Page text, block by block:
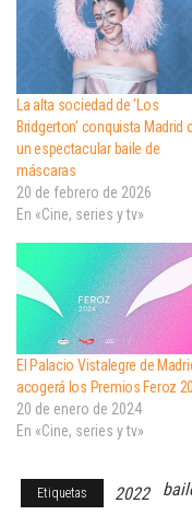
La alta sociedad de ‘Los
Bridgerton’ conquista Madrid
un espectacular baile de
máscaras
20 de febrero de 2026
En «Cine, series y tv»
El Palacio Vistalegre de
acogerá los Premios Feroz
20 de enero de 2024
En «Cine, series y tv»
Etiquetas 2022